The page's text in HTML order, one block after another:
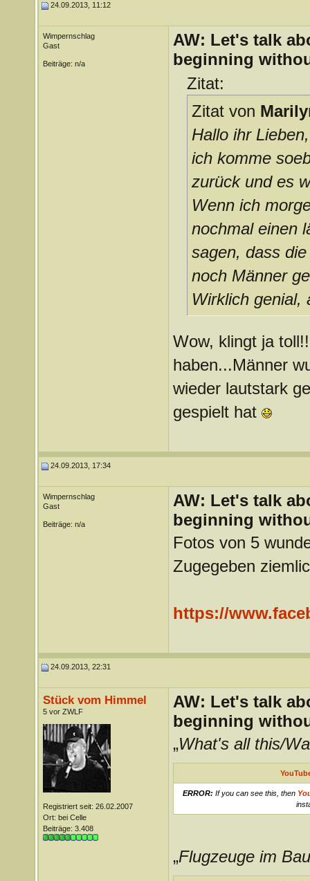
24.09.2013, 11:12
Wimpernschlag
Gast
Beiträge: n/a
AW: Let's talk
beginning
Zitat:
Zitat von
Hallo ihr Lieben,
ich komme
zurück und es
Wenn ich
nochmal einen
sagen, dass
noch Männer
Wirklich
Wow, klingt ja
haben...Männer
wieder lautstark
gespielt hat
24.09.2013, 17:34
Wimpernschlag
Gast
Beiträge: n/a
AW: Let's talk
beginning
Fotos von 5
Zugegeben
https://
24.09.2013, 22:31
Stück vom Himmel
5 vor ZWLF
Registriert seit: 26.02.2007
Ort: bei Celle
Beiträge: 3.408
AW: Let's talk
beginning
„What's all this/
ERROR: If you can see this, then
„Flugzeuge im